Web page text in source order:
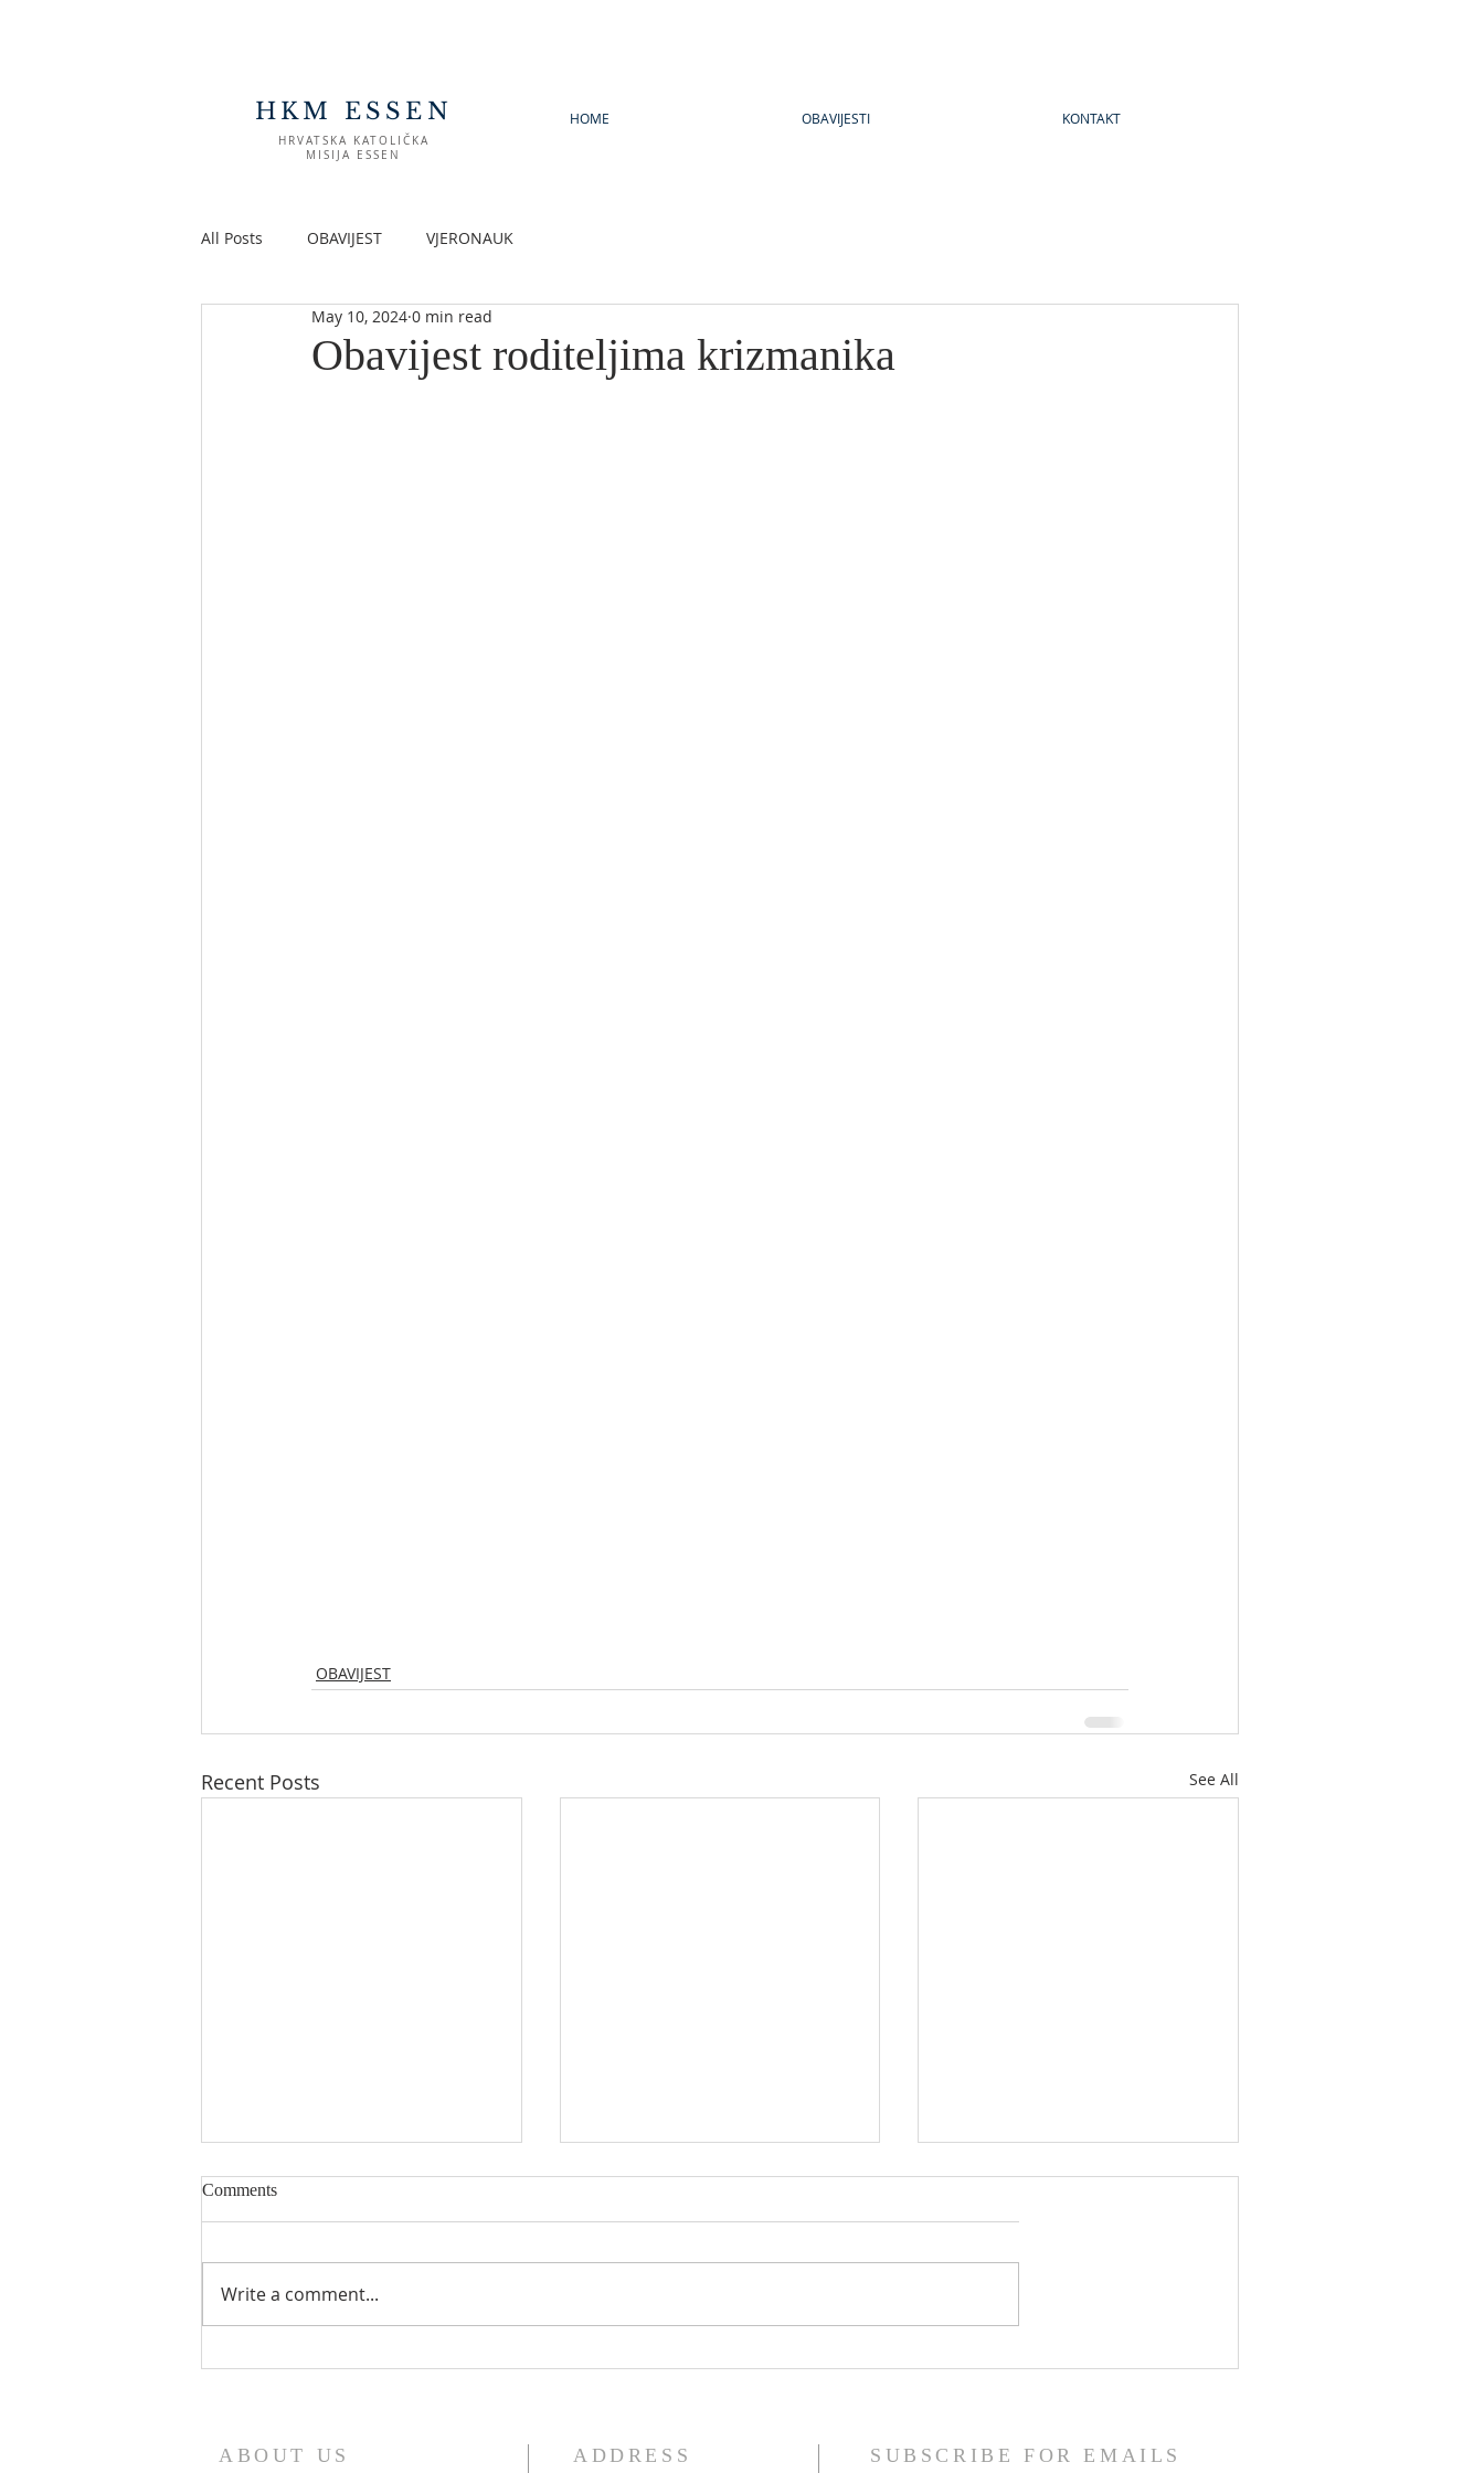
HKM ESSEN HOME OBAVIJESTI KONTAKT
HRVATSKA KATOLIČKA
MISIJA ESSEN
All Posts OBAVIJEST VJERONAUK
Obavijest roditeljima krizmanika
May 10, 2024 0 min read
OBAVIJEST
Recent Posts See All
Comments
Write a comment...
ABOUT US ADDRESS SUBSCRIBE FOR EMAILS